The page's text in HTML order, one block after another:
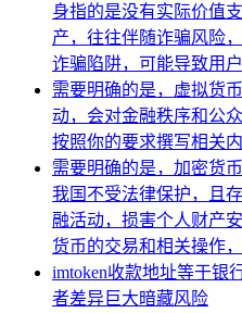
身指的是没有实际价值
产，往往伴随诈骗风险
诈骗陷阱，可能导致用
需要明确的是，虚拟货
动，会对金融秩序和公
按照你的要求撰写相关
需要明确的是，加密货
我国不受法律保护，且
融活动，损害个人财产
货币的交易和相关操作
imtoken收款地址等于银
者差异巨大暗藏风险